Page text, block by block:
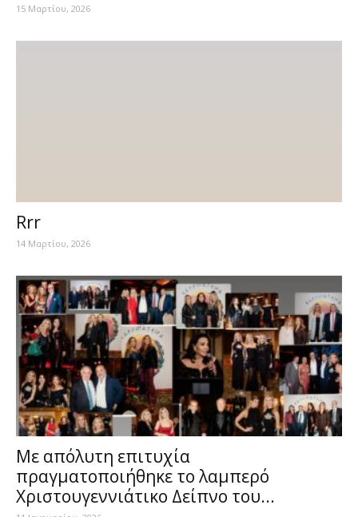
15 Μαρτίου, 2026
Rrr
14 Μαρτίου, 2026
Με απόλυτη επιτυχία
πραγματοποιήθηκε το λαμπερό
Χριστουγεννιάτικο Δείπνο του...